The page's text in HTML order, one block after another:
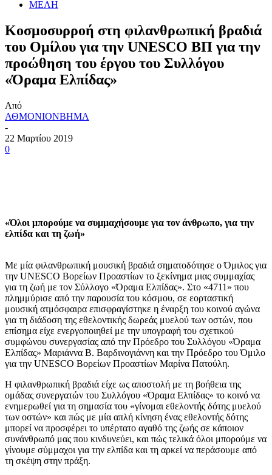
ΜΕΛΗ
Κοσμοσυρροή στη φιλανθρωπική βραδιά
του Ομίλου για την UNESCO ΒΠ για την
προώθηση του έργου του Συλλόγου
«Όραμα Ελπίδας»
Από
ΑΘΜΟΝΙΟΝΒΗΜΑ
-
22 Μαρτίου 2019
0
«Όλοι μπορούμε να συμμαχήσουμε για τον άνθρωπο, για την
ελπίδα και τη ζωή»
Με μία φιλανθρωπική μουσική βραδιά σηματοδότησε ο Όμιλος για
την UNESCO Βορείων Προαστίων το ξεκίνημα μιας συμμαχίας
για τη ζωή με τον Σύλλογο «Όραμα Ελπίδας». Στο «4711» που
πλημμύρισε από την παρουσία του κόσμου, σε εορταστική
μουσική ατμόσφαιρα επισφραγίστηκε η έναρξη του κοινού αγώνα
για τη διάδοση της εθελοντικής δωρεάς μυελού των οστών, που
επίσημα είχε ενεργοποιηθεί με την υπογραφή του σχετικού
συμφώνου συνεργασίας από την Πρόεδρο του Συλλόγου «Όραμα
Ελπίδας» Μαριάννα Β. Βαρδινογιάννη και την Πρόεδρο του Όμιλο
για την UNESCO Βορείων Προαστίων Μαρίνα Πατούλη.
Η φιλανθρωπική βραδιά είχε ως αποστολή με τη βοήθεια της
ομάδας συνεργατών του Συλλόγου «Όραμα Ελπίδας» το κοινό να
ενημερωθεί για τη σημασία του «γίνομαι εθελοντής δότης μυελού
των οστών» και πώς με μία απλή κίνηση ένας εθελοντής δότης
μπορεί να προσφέρει το υπέρτατο αγαθό της ζωής σε κάποιον
συνάνθρωπό μας που κινδυνεύει, και πώς τελικά όλοι μπορούμε να
γίνουμε σύμμαχοι για την ελπίδα και τη αρκεί να περάσουμε από
τη σκέψη στην πράξη.